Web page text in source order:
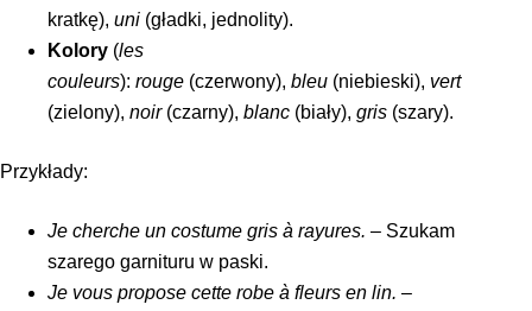
kratkę), uni (gładki, jednolity).
Kolory (les
couleurs): rouge (czerwony), bleu (niebieski), vert
(zielony), noir(czarny), blanc (biały), gris (szary).
Przykłady:
Je cherche un costume gris à rayures. – Szukam
szarego garnituru w paski.
Je vous propose cette robe à fleurs en lin. –